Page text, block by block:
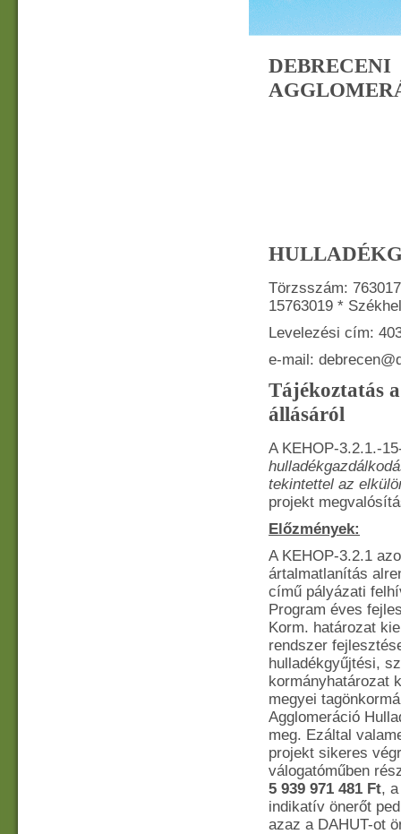
DEBRECENI
Törzsszám:
15763019 *
Levelezési cím:
e-mail:
Tájékoztatás
állásáról
A KEHOP-3.2.1.-
tekintettel az
projekt
Előzmények:
A KEHOP-3.2.1
ártalmatlanítás
című pályázati
Program éves
Korm. határozat
rendszer
hulladékgyűjtési,
kormányhatározat
megyei
Agglomeráció
meg. Ezáltal
projekt sikeres
válogatóműben
5 939 971 481 Ft,
indikatív önerőt
azaz a DAHUT-ot